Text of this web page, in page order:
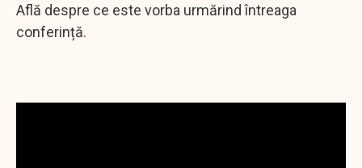
Află despre ce este vorba urmărind întreaga
conferință.